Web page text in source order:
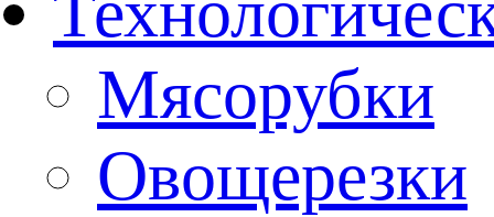
Мясорубки
Овощерезки